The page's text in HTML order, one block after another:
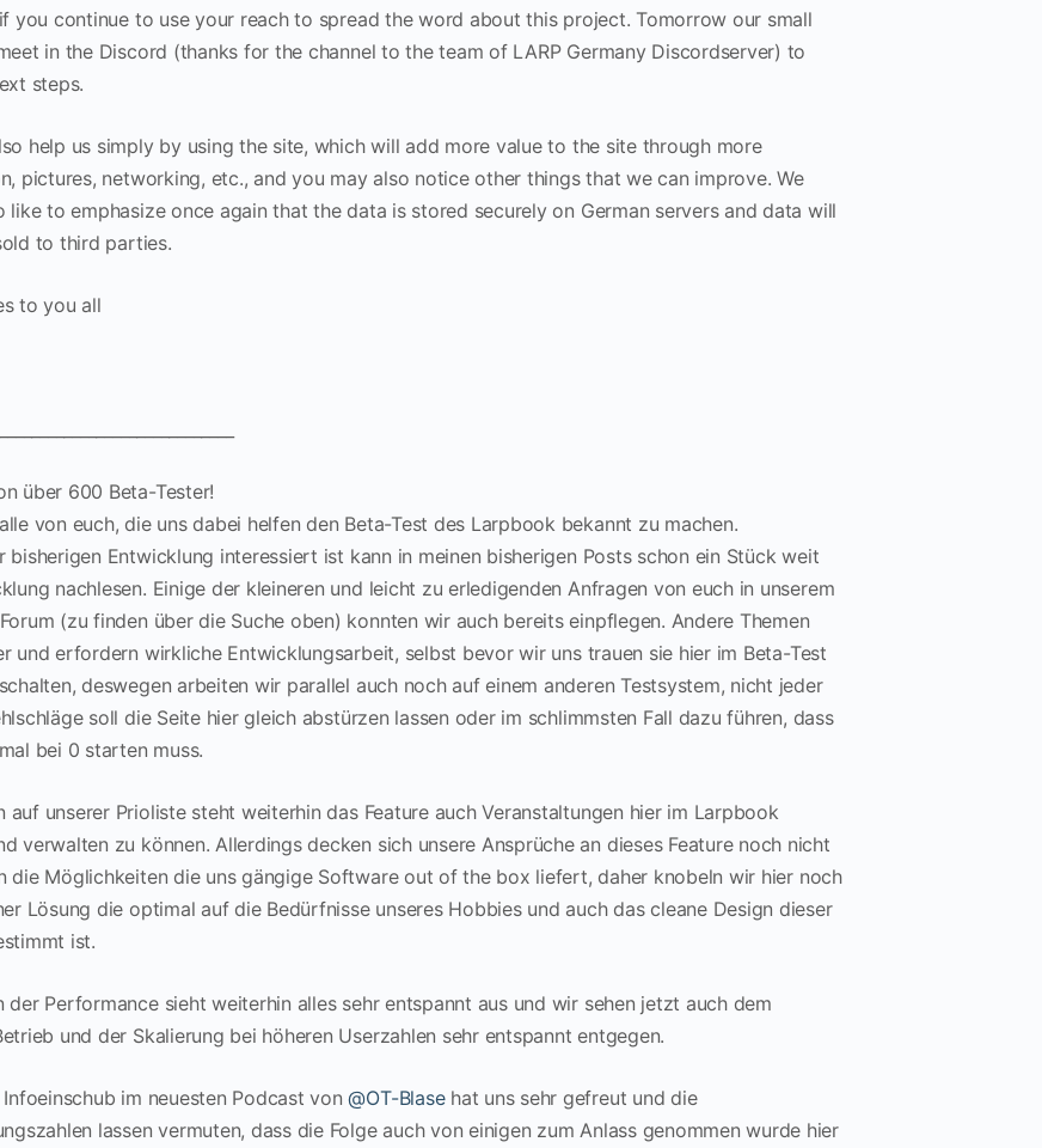
you continue to use your reach to spread the word about this project. Tomorrow our small
in the Discord (thanks for the channel to the team of LARP Germany Discordserver) to
steps.
help us simply by using the site, which will add more value to the site through more
pictures, networking, etc., and you may also notice other things that we can improve. We
like to emphasize once again that the data is stored securely on German servers and data will
to third parties.
to you all
über 600 Beta-Tester!
von euch, die uns dabei helfen den Beta-Test des Larpbook bekannt zu machen.
bisherigen Entwicklung interessiert ist kann in meinen bisherigen Posts schon ein Stück weit
nachlesen. Einige der kleineren und leicht zu erledigenden Anfragen von euch in unserem
(zu finden über die Suche oben) konnten wir auch bereits einpflegen. Andere Themen
und erfordern wirkliche Entwicklungsarbeit, selbst bevor wir uns trauen sie hier im Beta-Test
deswegen arbeiten wir parallel auch noch auf einem anderen Testsystem, nicht jeder
soll die Seite hier gleich abstürzen lassen oder im schlimmsten Fall dazu führen, dass
bei 0 starten muss.
auf unserer Prioliste steht weiterhin das Feature auch Veranstaltungen hier im Larpbook
verwalten zu können. Allerdings decken sich unsere Ansprüche an dieses Feature noch nicht
die Möglichkeiten die uns gängige Software out of the box liefert, daher knobeln wir hier noch
Lösung die optimal auf die Bedürfnisse unseres Hobbies und auch das cleane Design dieser
ist.
der Performance sieht weiterhin alles sehr entspannt aus und wir sehen jetzt auch dem
und der Skalierung bei höheren Userzahlen sehr entspannt entgegen.
Infoeinschub im neuesten Podcast von@OT-Blasehat uns sehr gefreut und die
lassen vermuten, dass die Folge auch von einigen zum Anlass genommen wurde hier